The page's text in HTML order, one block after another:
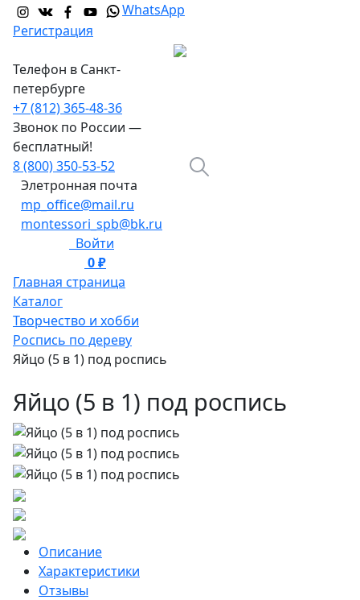
WhatsApp
Регистрация
Телефон в Санкт-
петербурге
+7 (812) 365-48-36
Звонок по России —
бесплатный!
8 (800) 350-53-52
Элетронная почта
mp_office@mail.ru
montessori_spb@bk.ru
Войти
0 ₽
Главная страница
Каталог
Творчество и хобби
Роспись по дереву
Яйцо (5 в 1) под роспись
Яйцо ­(5 в 1) под роспись
Описание
Характеристики
Отзывы